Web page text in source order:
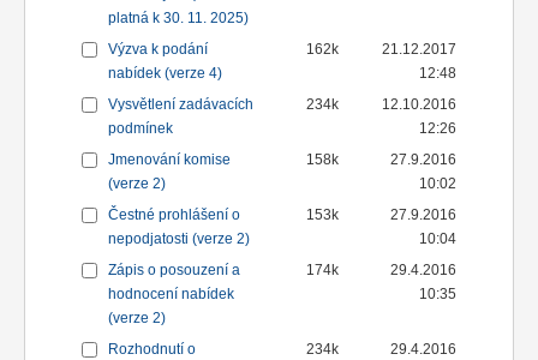
platná k 30. 11. 2025)
Výzva k podání
nabídek (verze 4)
162k
21.12.2017
12:48
Vysvětlení zadávacích
podmínek
234k
12.10.2016
12:26
Jmenování komise
(verze 2)
158k
27.9.2016
10:02
Čestné prohlášení o
nepodjatosti (verze 2)
153k
27.9.2016
10:04
Zápis o posouzení a
hodnocení nabídek
(verze 2)
174k
29.4.2016
10:35
Rozhodnutí o
234k
29.4.2016